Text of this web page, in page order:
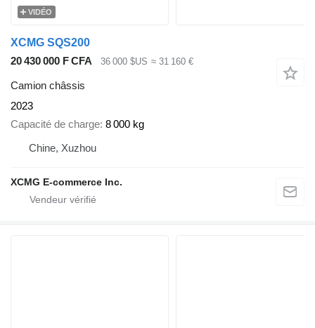
VIDÉO
XCMG SQS200
20 430 000 F CFA
36 000 $US ≈ 31 160 €
Camion châssis
2023
Capacité de charge 8 000 kg
Chine, Xuzhou
XCMG E-commerce Inc.